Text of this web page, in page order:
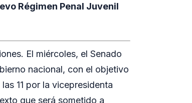
Régimen Penal Juvenil
El miércoles, el Senado
nacional, con el objetivo
11 por la vicepresidenta
que será sometido a